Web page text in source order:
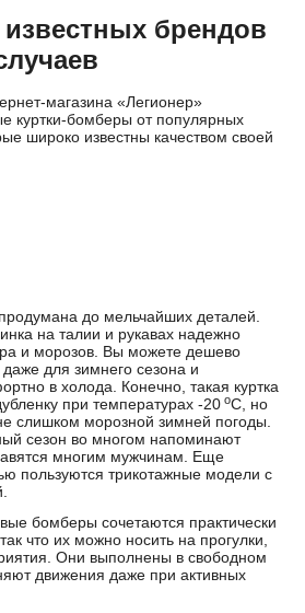
брендов
магазина «Легионер»
куртки-бомберы от популярных
широко известны качеством своей
до мельчайших деталей.
на талии и рукавах надежно
и морозов. Вы можете дешево
для зимнего сезона и
в холода. Конечно, такая куртка
при температурах -20 оС, но
слишком морозной зимней погоды.
сезон во многом напоминают
многим мужчинам. Еще
пользуются трикотажные модели с
бомберы сочетаются практически
что их можно носить на прогулки,
Они выполнены в свободном
движения даже при активных